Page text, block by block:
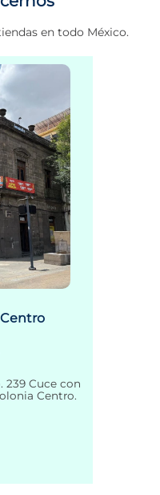
en todo México.
239 Cuce con
Centro.